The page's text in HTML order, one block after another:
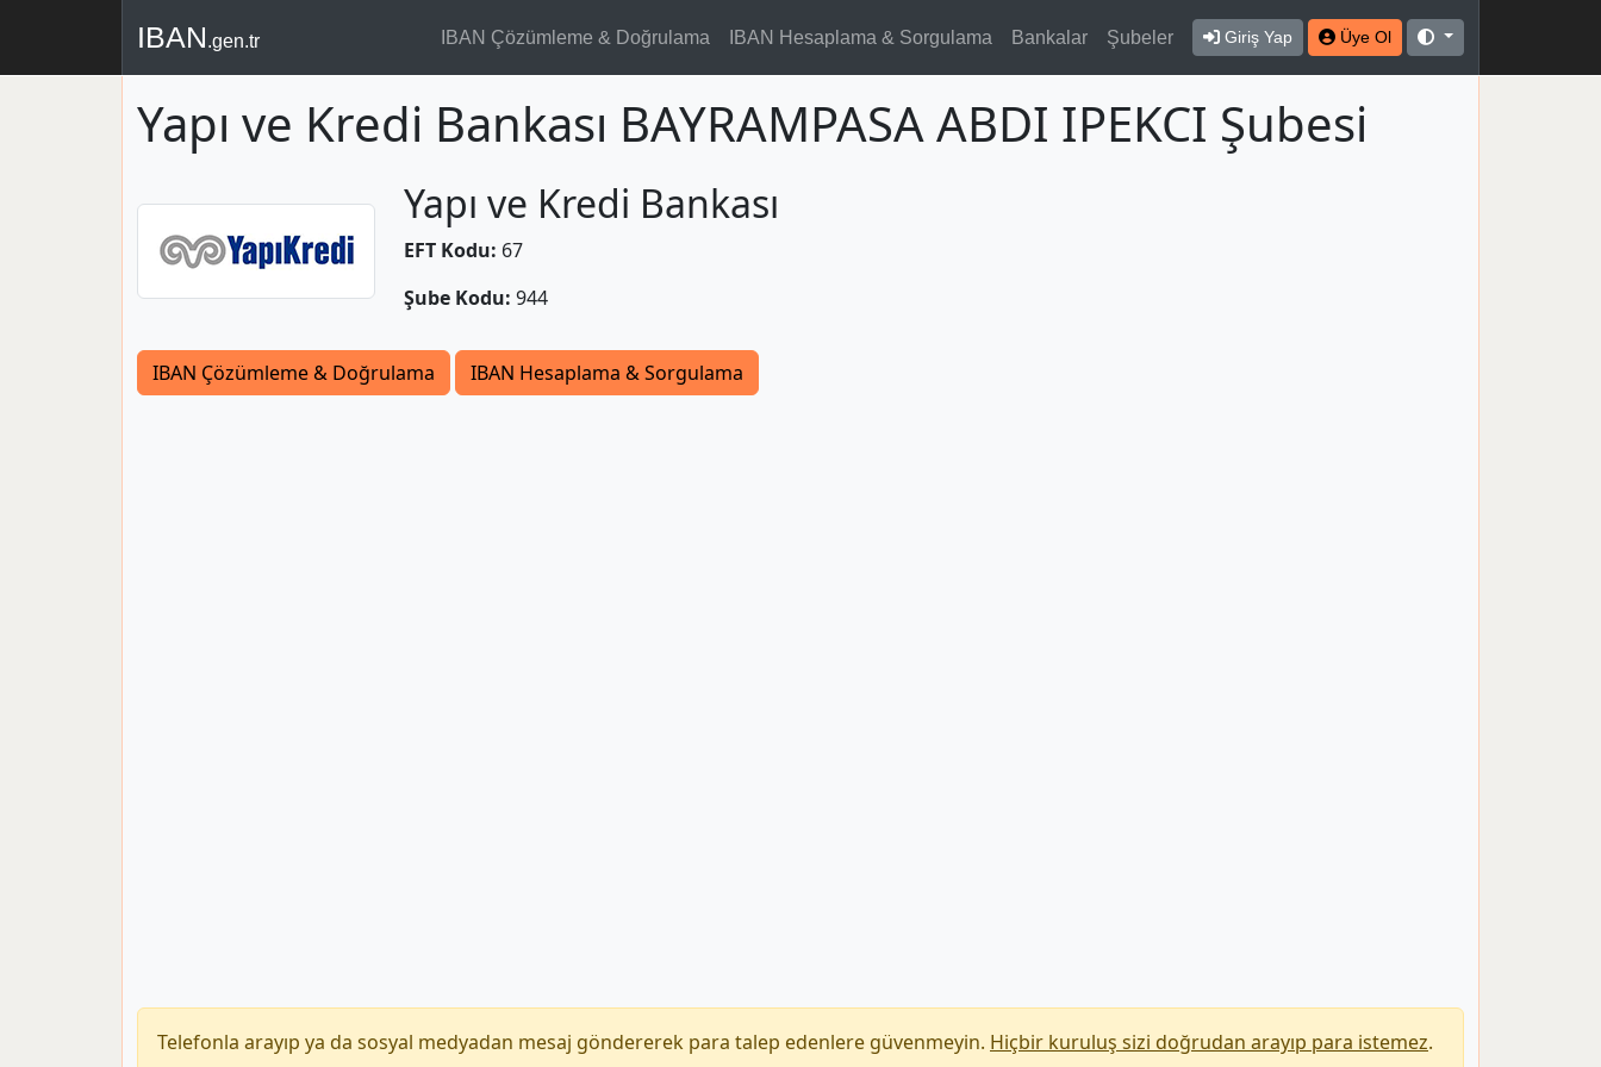
IBAN.gen.tr IBAN Çözümleme & Doğrulama IBAN Hesaplama & Sorgulama Bankalar Şubeler Giriş Yap Üye Ol
Yapı ve Kredi Bankası BAYRAMPASA ABDI IPEKCI Şubesi
Yapı ve Kredi Bankası
EFT Kodu: 67
Şube Kodu: 944
IBAN Çözümleme & Doğrulama IBAN Hesaplama & Sorgulama
Telefonla arayıp ya da sosyal medyadan mesaj göndererek para talep edenlere güvenmeyin. Hiçbir kuruluş sizi doğrudan arayıp para istemez.